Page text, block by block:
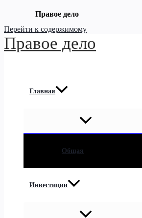
Правое дело
Перейти к содержимому
Правое дело
Главная
Общая
Инвестиции